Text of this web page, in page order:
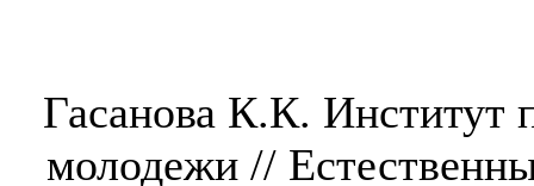
Гасанова К.К. Институт
молодежи //